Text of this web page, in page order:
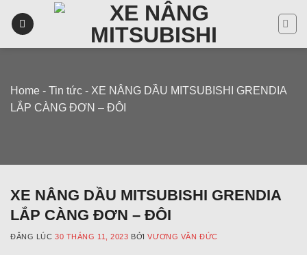
Home - Tin tức - XE NÂNG DẦU MITSUBISHI GRENDIA
LẮP CÀNG ĐƠN – ĐÔI
XE NÂNG DẦU MITSUBISHI GRENDIA
LẮP CÀNG ĐƠN – ĐÔI
ĐĂNG LÚC30 THÁNG 11, 2023 BỞIVƯƠNG VĂN ĐỨC